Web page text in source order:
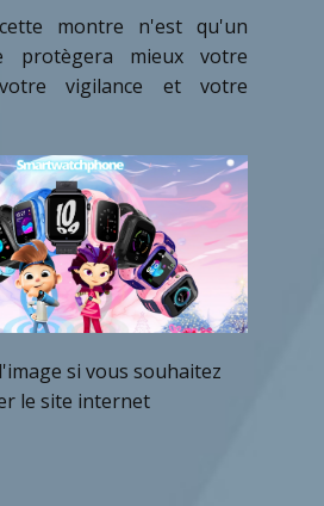
montre n'est qu'un
mieux votre
vigilance et votre
si vous souhaitez
le site internet